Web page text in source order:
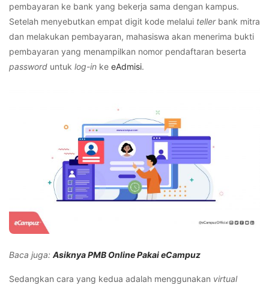
pembayaran ke bank yang bekerja sama dengan kampus.
Setelah menyebutkan empat digit kode melalui teller bank mitra
dan melakukan pembayaran, mahasiswa akan menerima bukti
pembayaran yang menampilkan nomor pendaftaran beserta
password untuk log-in ke eAdmisi.
Baca juga: Asiknya PMB Online Pakai eCampuz
Sedangkan cara yang kedua adalah menggunakan virtual